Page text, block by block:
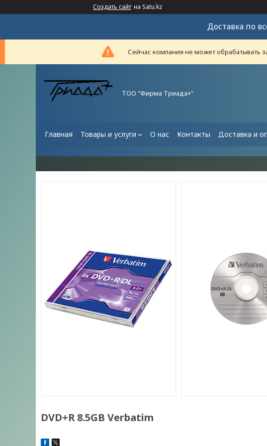
Создать сайт на Satu.kz
Доставка по
Сейчас компания не может обрабатывать
ТОО "Фирма Триада+"
Главная Товары и услуги О нас Контакты Доставка и
DVD+R 8.5GB Verbatim